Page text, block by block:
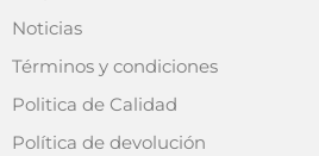
Noticias
Términos y condiciones
Politica de Calidad
Política de devolución